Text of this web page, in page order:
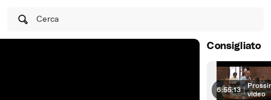
Cerca
Consigliato
6:55:13 | video